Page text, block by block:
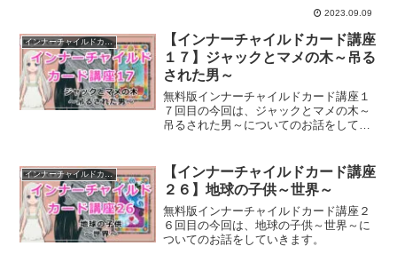
2023.09.09
インナーチャイルドカード講座
【インナーチャイルドカード講座
１７】ジャックとマメの木～吊る
された男～
無料版インナーチャイルドカード講座１
７回目の今回は、ジャックとマメの木～
吊るされた男～についてのお話をしてい
インナーチャイルドカード講座
【インナーチャイルドカード講座
２６】地球の子供～世界～
無料版インナーチャイルドカード講座２
６回目の今回は、地球の子供～世界～に
ついてのお話をしていきます。